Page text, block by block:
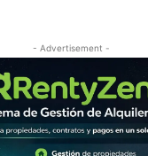
- Advertisement -